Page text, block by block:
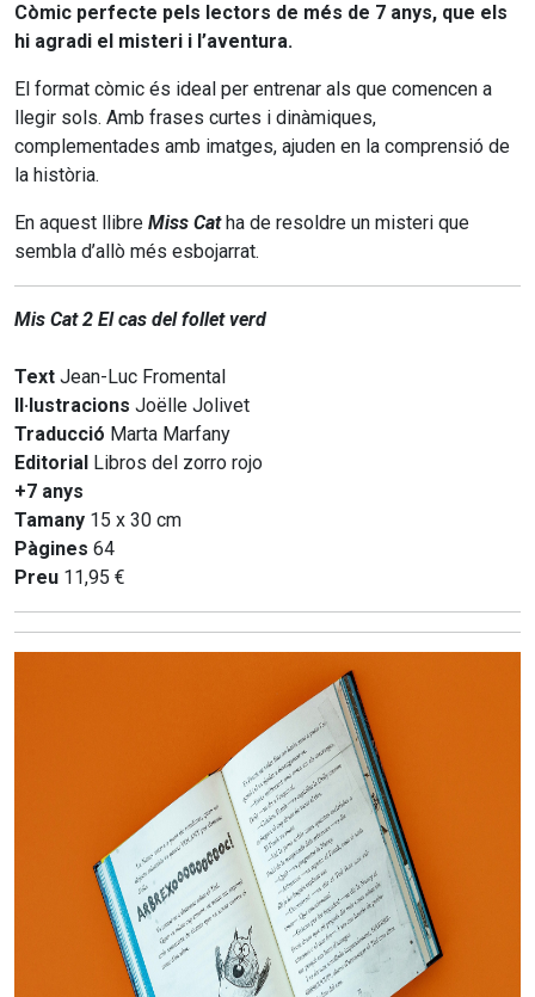
Còmic perfecte pels lectors de més de 7 anys, que els
hi agradi el misteri i l’aventura.
El format còmic és ideal per entrenar als que comencen a
llegir sols. Amb frases curtes i dinàmiques,
complementades amb imatges, ajuden en la comprensió de
la història.
En aquest llibre Miss Catha de resoldre un misteri que
sembla d’allò més esbojarrat.
Mis Cat 2 El cas del follet verd
Text Jean-Luc Fromental
Il·lustracions Joëlle Jolivet
Traducció Marta Marfany
Editorial Libros del zorro rojo
+7 anys
Tamany 15 x 30 cm
Pàgines 64
Preu 11,95 €